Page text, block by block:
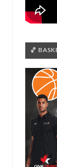
🏀